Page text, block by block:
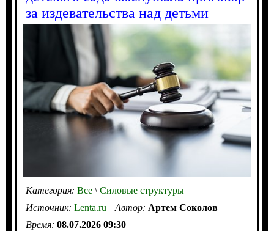
за издевательства над детьми
Категория: Все\Силовые структуры
Источник: Lenta.ru Автор: Артем Соколов
Время: 08.07.2026 09:30